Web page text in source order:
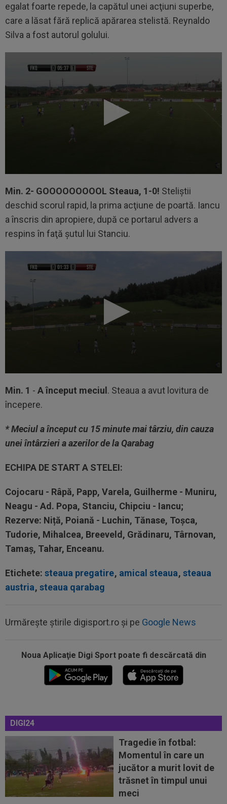
egalat foarte repede, la capătul unei acţiuni superbe,
care a lăsat fără replică apărarea stelistă. Reynaldo
Silva a fost autorul golului.
Min. 2- GOOOOOOOOOL Steaua, 1-0! Steliştii
deschid scorul rapid, la prima acţiune de poartă. Iancu
a înscris din apropiere, după ce portarul advers a
respins în faţă şutul lui Stanciu.
Min. 1 - A început meciul . Steaua a avut lovitura de
începere.
* Meciul a început cu 15 minute mai târziu, din cauza
unei întârzieri a azerilor de la Qarabag
ECHIPA DE START A STELEI:
Cojocaru - Râpă, Papp, Varela, Guilherme - Muniru,
Neagu - Ad. Popa, Stanciu, Chipciu - Iancu;
Rezerve: Niță, Poiană - Luchin, Tănase, Toșca,
Tudorie, Mihalcea, Breeveld, Grădinaru, Târnovan,
Tamaș, Tahar, Enceanu.
Etichete: steaua pregatire, amical steaua, steaua
austria, steaua qarabag
Urmărește știrile digisport.ro și pe Google News
Noua Aplicaţie Digi Sport poate fi descărcată din
DIGI24
Tragedie în fotbal:
Momentul în care un
jucător a murit lovit de
trăsnet în timpul unui
meci
Micael Leandro a murit, după ce a fost
00:04
Surpriza serii în Europa: rezultat ”strălucitor”
pentru oaspeți în turul trei...
23:53 FOTO
I-a lăsat ”mască”! Ce a făcut Vinicius
Junior, imediat după negocierile cu Real...
23:52 EXCLUSIV
Ilie Dumitrescu a numit cel mai
bun atacant din SuperLiga României